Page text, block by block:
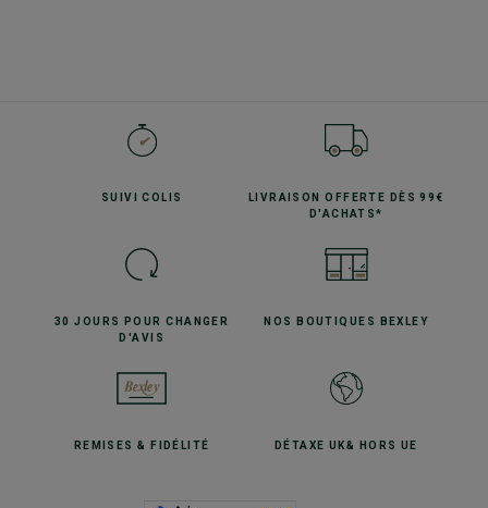
SUIVICOLIS LIVRAISON OFFERTE
DÈS 99€
D'ACHATS*
30 JOURS POURCHANGER
D'AVIS
NOS BOUTIQUES BEXLEY
REMISES& FIDÉLITÉ DÉTAXE UK& HORS UE